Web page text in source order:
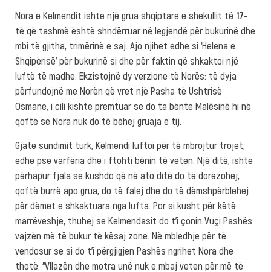
Nora e Kelmendit ishte një grua shqiptare e shekullit të 17-
të që tashmë është shndërruar në legjendë për bukurinë dhe
mbi të gjitha, trimërinë e saj. Ajo njihet edhe si ‘Helena e
Shqipërisë’ për bukurinë si dhe për faktin që shkaktoi një
luftë të madhe. Ekzistojnë dy verzione të Norës: të dyja
përfundojnë me Norën që vret një Pasha të Ushtrisë
Osmane, i cili kishte premtuar se do ta bënte Malësinë hi në
qoftë se Nora nuk do të bëhej gruaja e tij.
Gjatë sundimit turk, Kelmendi luftoi për të mbrojtur trojet,
edhe pse varfëria dhe i ftohti bënin të veten. Një ditë, ishte
përhapur fjala se kushdo që në ato ditë do të dorëzohej,
qoftë burrë apo grua, do të falej dhe do të dëmshpërblehej
për dëmet e shkaktuara nga lufta. Por si kusht për këtë
marrëveshje, thuhej se Kelmendasit do t’i çonin Vuçi Pashës
vajzën më të bukur të kësaj zone. Në mbledhje për të
vendosur se si do t’i përgjigjen Pashës ngrihet Nora dhe
thotë: “Vllazën dhe motra unë nuk e mbaj veten për më të